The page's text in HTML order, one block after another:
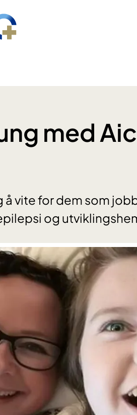
med
å vite for dem som
og